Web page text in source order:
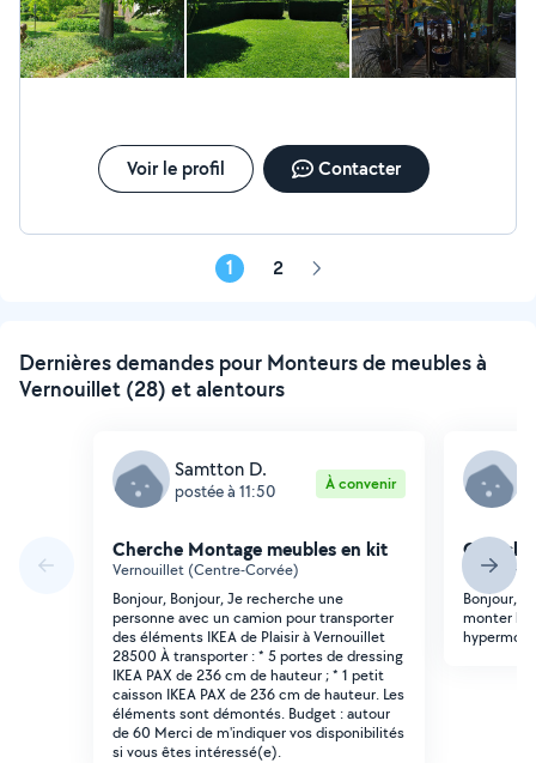
Voir le profil Contacter
1 2 Page
Dernières demandes pour Monteurs de meubles à
Vernouillet (28) et alentours
Samtton D.
postée à 11:50 À convenir
Cherche Montage meubles en kit
Vernouillet (Centre-Corvée)
Bonjour, Bonjour, Je recherche une
personne avec un camion pour transporter
des éléments IKEA de Plaisir à Vernouillet
28500 À transporter : * 5 portes de dressing
IKEA PAX de 236 cm de hauteur ; * 1 petit
caisson IKEA PAX de 236 cm de hauteur. Les
éléments sont démontés. Budget : autour
de 60 Merci de m'indiquer vos disponibilités
si vous êtes intéressé(e).
Dreux
Bonjour,
monter le